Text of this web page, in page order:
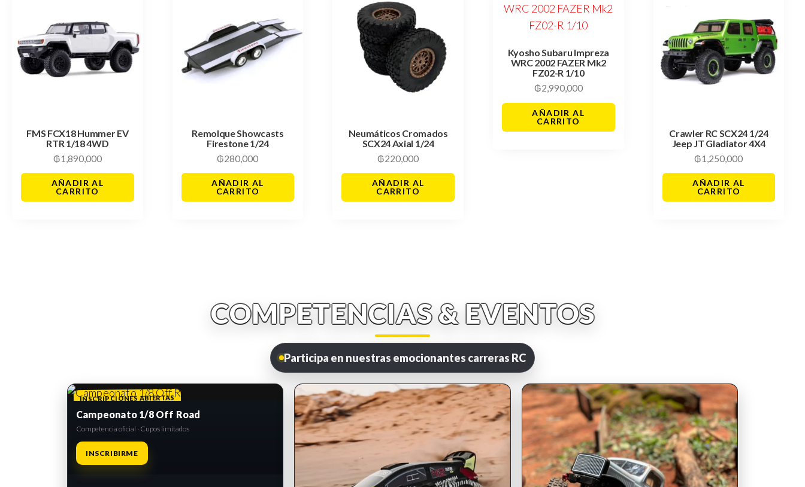
FMS FCX18 Hummer EV
RTR 1/18 4WD
₲1,890,000
AÑADIR AL
CARRITO
Remolque Showcasts
Firestone 1/24
₲280,000
AÑADIR AL
CARRITO
Neumáticos Cromados
SCX24 Axial 1/24
₲220,000
AÑADIR AL
CARRITO
Kyosho Subaru Impreza
WRC 2002 FAZER Mk2
FZ02-R 1/10
₲2,990,000
AÑADIR AL
CARRITO
Crawler RC SCX24 1/24
Jeep JT Gladiator 4X4
₲1,250,000
AÑADIR AL
CARRITO
COMPETENCIAS & EVENTOS
Participa en nuestras emocionantes carreras RC
INSCRIPCIONES ABIERTAS
Campeonato 1/8 Off Road
Competencia oficial · Cupos limitados
INSCRIBIRME
INSCRIPCIONES ABIERTAS INSCRIPCIONES ABIERTAS